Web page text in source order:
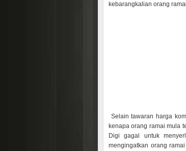
kebarangkalian orang
Selain tawaran harga
kenapa orang ramai mula
Digi gagal untuk
mengingatkan orang